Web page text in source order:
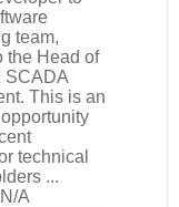
team,
the Head of
SCADA
This is an
technical
...
A